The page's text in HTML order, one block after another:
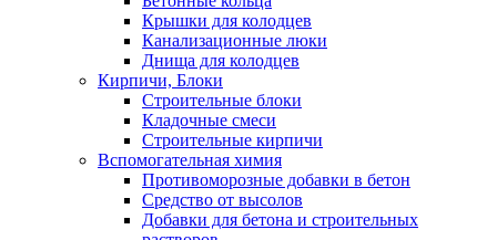
Крышки для колодцев
Канализационные люки
Днища для колодцев
Кирпичи, Блоки
Строительные блоки
Кладочные смеси
Строительные кирпичи
Вспомогательная химия
Противоморозные добавки в бетон
Средство от высолов
Добавки для бетона и строительных